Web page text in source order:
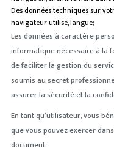
Des données techniques sur
navigateur utilisé, langue;
Les données à caractère
informatique nécessaire à la
de faciliter la gestion du
soumis au secret
assurer la sécurité et la
En tant qu’utilisateur, vous
que vous pouvez exercer
document.